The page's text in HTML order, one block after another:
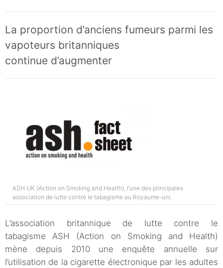
La proportion d’anciens fumeurs parmi les
vapoteurs britanniques
continue d’augmenter
ASH UK (Action on Smoking and Health), l’une des principales
association de lutte contre le tabagisme au Royaume-uni.
L’association britannique de lutte contre le
tabagisme ASH (Action on Smoking and Health)
mène depuis 2010 une enquête annuelle sur
l’utilisation de la cigarette électronique par les adultes